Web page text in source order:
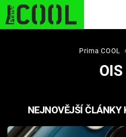
BUFFY,
Témata
Prima COOL
OIS
NEJNOVĚJŠÍ ČLÁNKY